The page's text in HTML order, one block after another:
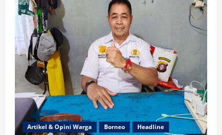
Artikel & Opini Warga Borneo
Headline